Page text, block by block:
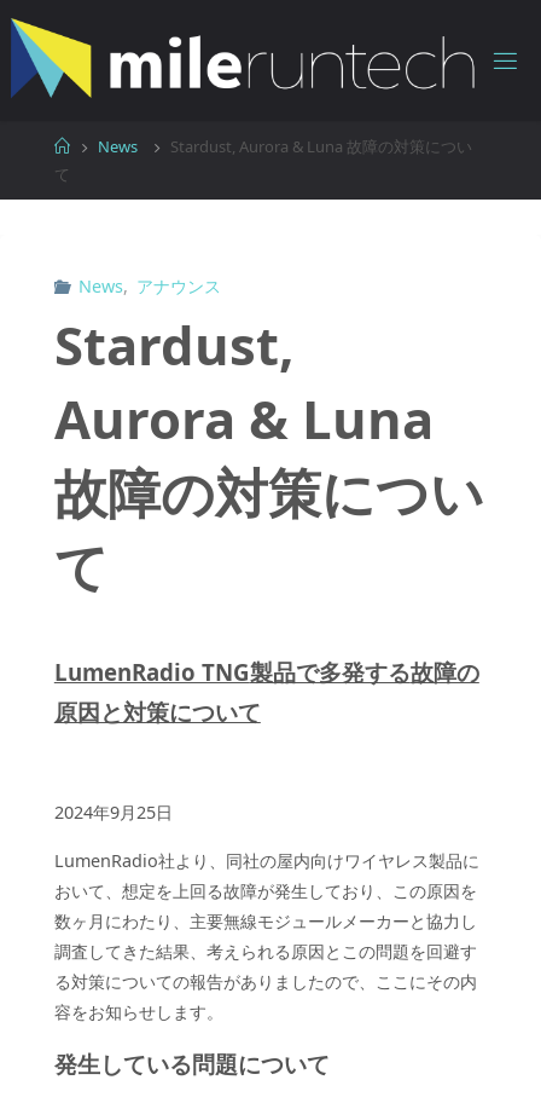
コ
ン
ス
ホ
ム
News
Stardust, Aurora & Luna 故障の対策につい
て
News, アナウンス
Stardust,
Aurora & Luna
故障の対策につい
て
LumenRadio TNG製品で多発する故障の
原因と対策について
2024年9月25日
LumenRadio社より、同社の屋内向けワイヤレス製品に
おいて、想定を上回る故障が発生しており、この原因を
数ヶ月にわたり、主要無線モジュールメーカーと協力し
調査してきた結果、考えられる原因とこの問題を回避す
る対策についての報告がありましたので、ここにその内
容をお知らせします。
発生している問題について